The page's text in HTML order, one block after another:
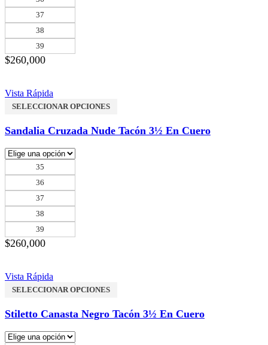
37
38
39
$260,000
Vista Rápida
SELECCIONAR OPCIONES
Sandalia Cruzada Nude Tacón 3½ En Cuero
35
36
37
38
39
$260,000
Vista Rápida
SELECCIONAR OPCIONES
Stiletto Canasta Negro Tacón 3½ En Cuero